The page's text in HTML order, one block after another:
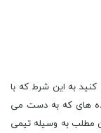
به این شرط که با
داده های که به دست می
مطلب به وسیله تیمی